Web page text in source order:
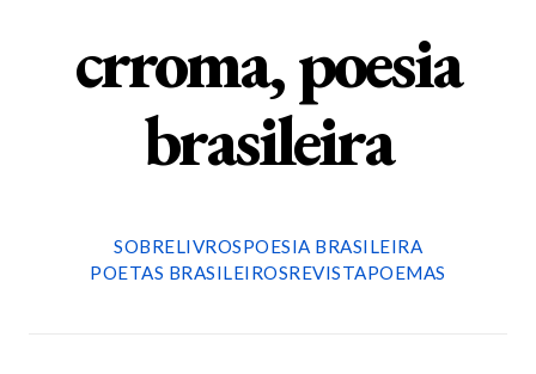
crroma, poesia
brasileira
SOBRELIVROSPOESIA BRASILEIRA
POETAS BRASILEIROSREVISTAPOEMAS